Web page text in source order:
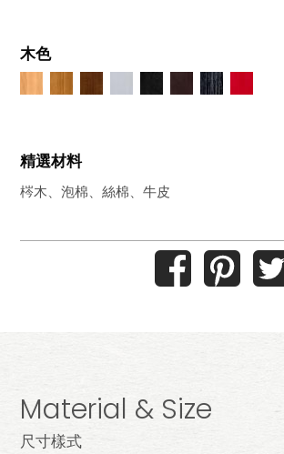
木色
精選材料
梣木、泡棉、絲棉、牛皮
Material & Size
尺寸樣式